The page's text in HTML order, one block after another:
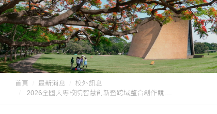
首頁 最新消息
校外訊息
2026全國大專校院智慧創新暨跨域整合創作競....